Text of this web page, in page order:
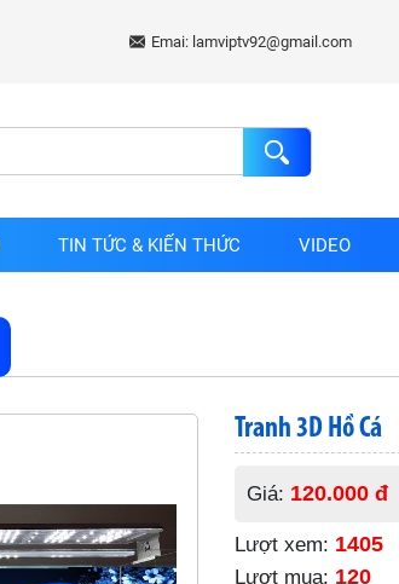
Emai: lamviptv92@gmail.com
TIN TỨC & KIẾN THỨC VIDEO
Tranh 3D Hồ Cá
Giá: 120.000 đ
Lượt xem: 1405
Lượt mua: 120